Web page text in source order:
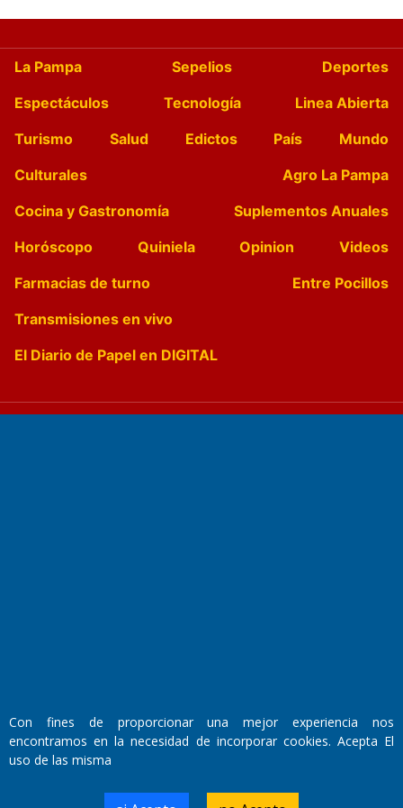
La Pampa Sepelios
Deportes
Espectáculos
Tecnología
Linea Abierta
Turismo
Salud Edictos País
Mundo
Culturales
Agro La Pampa
Cocina y Gastronomía
Suplementos Anuales
Horóscopo
Quiniela Opinion
Videos
Farmacias de turno
Entre Pocillos
Transmisiones en vivo
El Diario de Papel en DIGITAL
Santa Rosa, La Pampa.
Con fines de proporcionar una mejor experiencia nos
encontramos en la necesidad de incorporar cookies. Acepta El
uso de las misma